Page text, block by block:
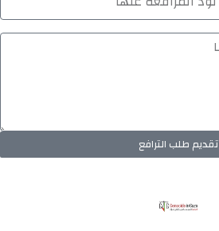
تقديم طلب الترافع